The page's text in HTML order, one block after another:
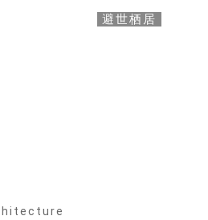
避世栖居